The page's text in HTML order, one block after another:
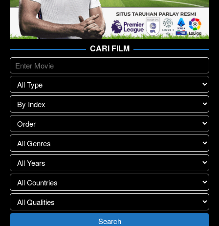
CARI FILM